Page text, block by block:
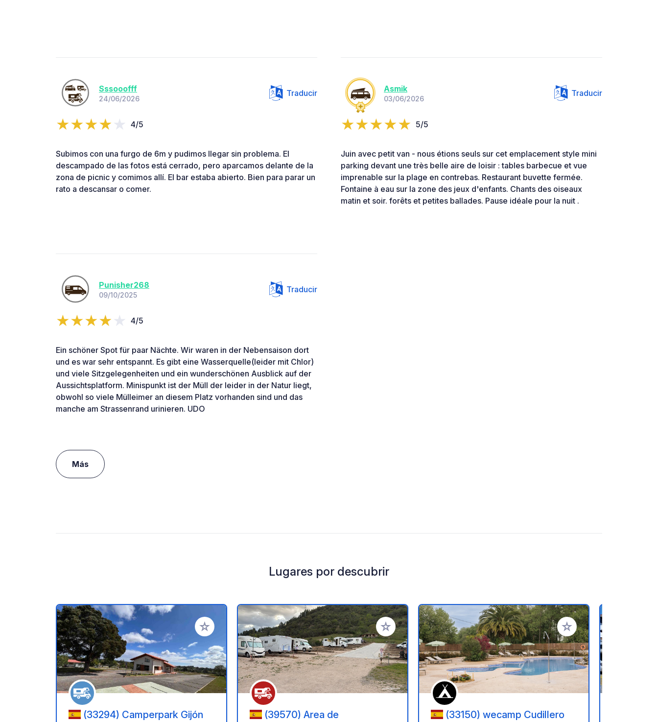
Sssooofff
24/06/2026
Traducir
4/5
Subimos con una furgo de 6m y pudimos llegar sin problema. El
descampado de las fotos está cerrado, pero aparcamos delante de la
zona de picnic y comimos allí. El bar estaba abierto. Bien para parar un
rato a descansar o comer.
Asmik
03/06/2026
Traducir
5/5
Juin avec petit van - nous étions seuls sur cet emplacement style mini
parking devant une très belle aire de loisir : tables barbecue et vue
imprenable sur la plage en contrebas. Restaurant buvette fermée.
Fontaine à eau sur la zone des jeux d'enfants. Chants des oiseaux
matin et soir. forêts et petites ballades. Pause idéale pour la nuit .
Punisher268
09/10/2025
Traducir
4/5
Ein schöner Spot für paar Nächte. Wir waren in der Nebensaison dort
und es war sehr entspannt. Es gibt eine Wasserquelle(leider mit Chlor)
und viele Sitzgelegenheiten und ein wunderschönen Ausblick auf der
Aussichtsplatform. Minispunkt ist der Müll der leider in der Natur liegt,
obwohl so viele Mülleimer an diesem Platz vorhanden sind und das
manche am Strassenrand urinieren. UDO
Más
Lugares por descubrir
Añadir a tus favoritos
(33294) Camperpark Gijón
Añadir a tus favoritos
(39570) Area de
Añadir a tus favoritos
(33150) wecamp Cudillero